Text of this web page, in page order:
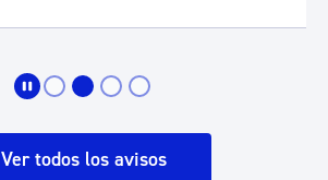
Ver todos los avisos